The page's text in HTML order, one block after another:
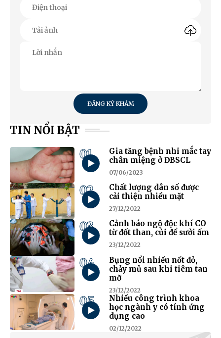
ĐĂNG KÝ KHÁM
TIN NỔI BẬT
01
Gia tăng bệnh nhi mắc tay
chân miệng ở ĐBSCL
07/06/2023
02
Chất lượng dân số được
cải thiện nhiều mặt
27/12/2022
03
Cảnh báo ngộ độc khí CO
từ đốt than, củi để sưởi ấm
23/12/2022
04
Bụng nổi nhiều nốt đỏ,
chảy mủ sau khi tiêm tan
mỡ
23/12/2022
05
Nhiều công trình khoa
học ngành y có tính ứng
dụng cao
02/12/2022